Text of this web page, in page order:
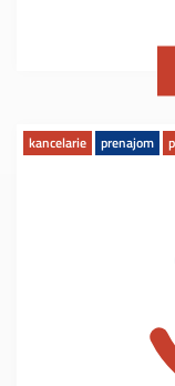
kancelarie prenajom